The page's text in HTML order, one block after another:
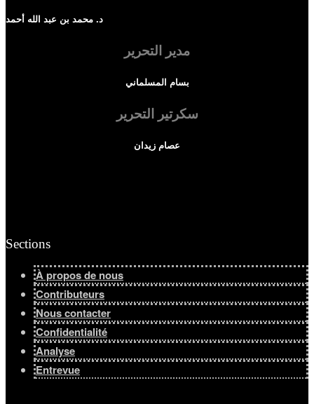
د. محمد بن عبد الله أحمد
مدير التحرير
بسام المسلماني
سكرتير التحرير
عصام زيدان
Sections
À propos de nous
Contributeurs
Nous contacter
Confidentialité
Analyse
Entrevue